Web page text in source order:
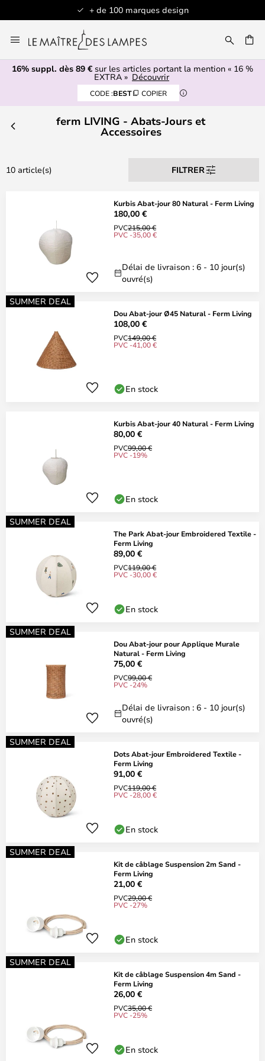
+ de 100 marques design
au
contenu
16% suppl. dès 89 € sur les articles portant la mention « 16 %
EXTRA » Découvrir
CODE :BEST COPIER
ferm LIVING - Abats-Jours et
Accessoires
10 article(s) FILTRER
Kurbis Abat-jour 80 Natural - Ferm Living
180,00 €
PVC215,00 €
PVC -35,00 €
Délai de livraison : 6 - 10 jour(s)
ouvré(s)
SUMMER DEAL
Dou Abat-jour Ø45 Natural - Ferm Living
108,00 €
PVC149,00 €
PVC -41,00 €
En stock
Kurbis Abat-jour 40 Natural - Ferm Living
80,00 €
PVC99,00 €
PVC -19%
En stock
SUMMER DEAL
The Park Abat-jour Embroidered Textile -
Ferm Living
89,00 €
PVC119,00 €
PVC -30,00 €
En stock
SUMMER DEAL
Dou Abat-jour pour Applique Murale
Natural - Ferm Living
75,00 €
PVC99,00 €
PVC -24%
Délai de livraison : 6 - 10 jour(s)
ouvré(s)
SUMMER DEAL
Dots Abat-jour Embroidered Textile -
Ferm Living
91,00 €
PVC119,00 €
PVC -28,00 €
En stock
SUMMER DEAL
Kit de câblage Suspension 2m Sand -
Ferm Living
21,00 €
PVC29,00 €
PVC -27%
En stock
SUMMER DEAL
Kit de câblage Suspension 4m Sand -
Ferm Living
26,00 €
PVC35,00 €
PVC -25%
En stock